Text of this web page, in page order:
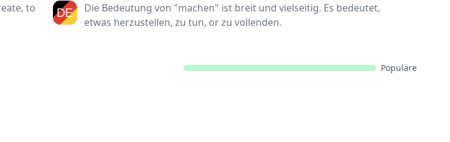
to
Die Bedeutung von "machen" ist breit und vielseitig. Es bedeutet,
etwas herzustellen, zu tun, or zu vollenden.
Populäre